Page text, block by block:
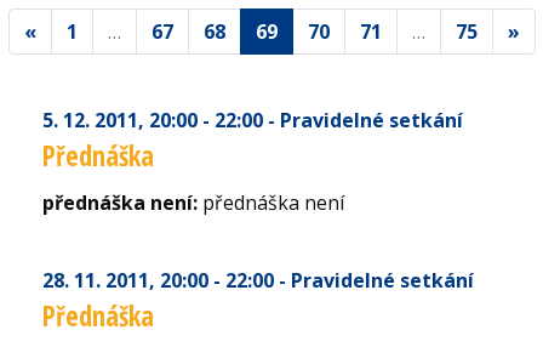
« 1 … 67 68 69 70 71 … 75 »
5. 12. 2011, 20:00 - 22:00 - Pravidelné setkání
Přednáška
přednáška není: přednáška není
28. 11. 2011, 20:00 - 22:00 - Pravidelné setkání
Přednáška